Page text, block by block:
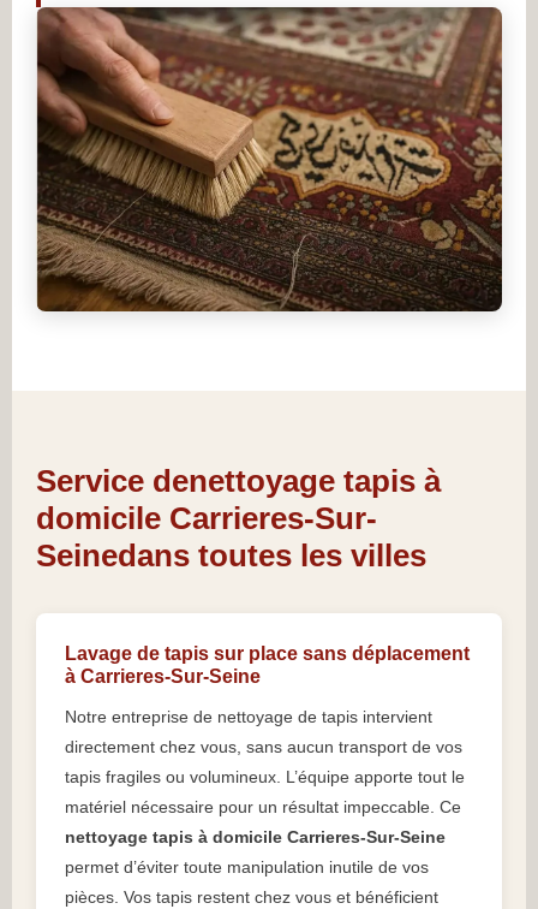
Service denettoyage tapis à
domicile Carrieres-Sur-
Seinedans toutes les villes
Lavage de tapis sur place sans déplacement
à Carrieres-Sur-Seine
Notre entreprise de nettoyage de tapis intervient
directement chez vous, sans aucun transport de vos
tapis fragiles ou volumineux. L’équipe apporte tout le
matériel nécessaire pour un résultat impeccable. Ce
nettoyage tapis à domicile Carrieres-Sur-Seine
permet d’éviter toute manipulation inutile de vos
pièces. Vos tapis restent chez vous et bénéficient